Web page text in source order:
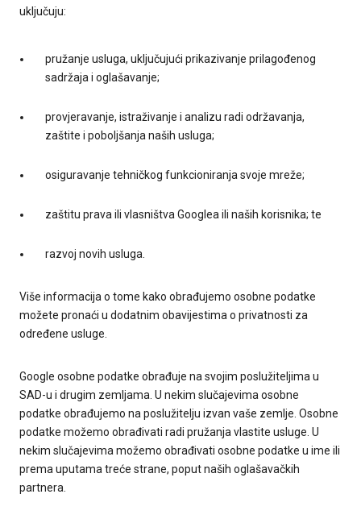
uključuju:
pružanje usluga, uključujući prikazivanje prilagođenog
sadržaja i oglašavanje;
provjeravanje, istraživanje i analizu radi održavanja,
zaštite i poboljšanja naših usluga;
osiguravanje tehničkog funkcioniranja svoje mreže;
zaštitu prava ili vlasništva Googlea ili naših korisnika; te
razvoj novih usluga.
Više informacija o tome kako obrađujemo osobne podatke
možete pronaći u dodatnim obavijestima o privatnosti za
određene usluge.
Google osobne podatke obrađuje na svojim poslužiteljima u
SAD-u i drugim zemljama. U nekim slučajevima osobne
podatke obrađujemo na poslužitelju izvan vaše zemlje. Osobne
podatke možemo obrađivati radi pružanja vlastite usluge. U
nekim slučajevima možemo obrađivati osobne podatke u ime ili
prema uputama treće strane, poput naših oglašavačkih
partnera.